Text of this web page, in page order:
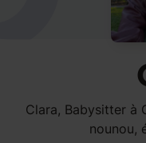
Clara, Babysitter à
nounou,